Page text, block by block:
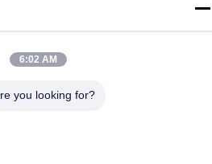
WAN,NT El nombre de la persona
una infracción de este tipo se
y del Consejo.
6:02 AM
you looking for?